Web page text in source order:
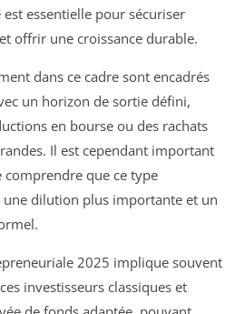
essentielle pour sécuriser
offrir une croissance durable.
dans ce cadre sont encadrés
un horizon de sortie défini,
en bourse ou des rachats
Il est cependant important
que ce type
une dilution plus importante et un
2025 implique souvent
investisseurs classiques et